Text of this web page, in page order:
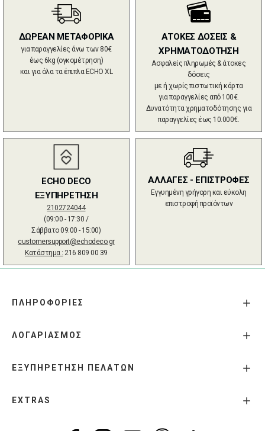
ΔΩΡΕΑΝ ΜΕΤΑΦΟΡΙΚΑ
για παραγγελίες άνω των 80€
έως 6kg (ογκομέτρηση)
και για όλα τα έπιπλα ECHO XL
ΑΤΟΚΕΣ ΔΟΣΕΙΣ &
ΧΡΗΜΑΤΟΔΟΤΗΣΗ
Ασφαλείς πληρωμές & άτοκες
δόσεις
με ή χωρίς πιστωτική κάρτα
για παραγγελίες από 100€.
Δυνατότητα χρηματοδότησης για
παραγγελίες έως 10.000€.
ECHO DECO
ΕΞΥΠΗΡΕΤΗΣΗ
2102724044
(09:00 - 17:30 /
Σάββατο 09:00 - 15:00)
customersupport@echodeco.gr
Κατάστημα : 216 809 00 39
ΑΛΛΑΓΕΣ - ΕΠΙΣΤΡΟΦΕΣ
Εγγυημένη γρήγορη και εύκολη
επιστροφή προϊόντων
ΠΛΗΡΟΦΟΡΙΕΣ
ΛΟΓΑΡΙΑΣΜΟΣ
ΕΞΥΠΗΡΕΤΗΣΗ ΠΕΛΑΤΩΝ
EXTRAS